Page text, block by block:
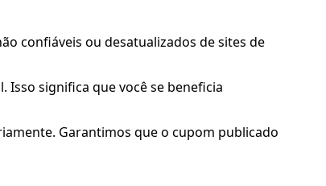
confiáveis ou desatualizados de sites de
significa que você se beneficia
Garantimos que o cupom publicado